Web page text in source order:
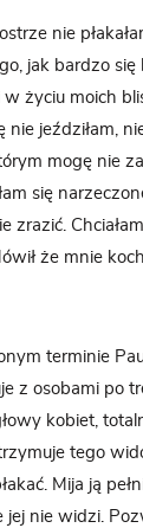
nie
jak bardzo się
życiu moich
nie jeździłam,
mogę nie
się
zrazić.
że mnie
terminie
z osobami po
kobiet,
tego
Mija ją
jej nie widzi.